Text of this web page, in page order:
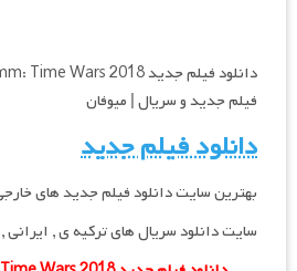
فیلم جدید و سریال | میوفان
دانلود فیلم جدید
بهترین سایت دانلود فیلم جدید های
سایت دانلود سریال های ترکیه ی , ایرانی